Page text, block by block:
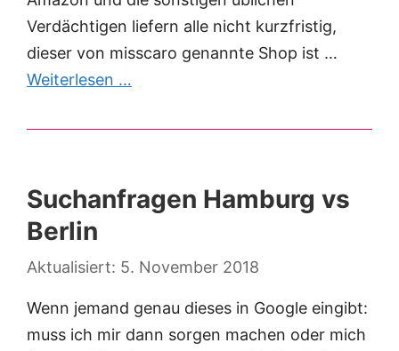
Verdächtigen liefern alle nicht kurzfristig,
dieser von misscaro genannte Shop ist …
Weiterlesen …
Suchanfragen Hamburg vs
Berlin
5. November 2018
Wenn jemand genau dieses in Google eingibt:
muss ich mir dann sorgen machen oder mich